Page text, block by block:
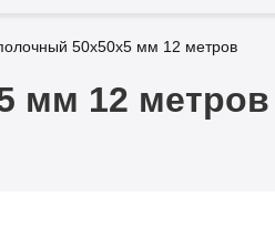
50х50х5 мм 12 метров
мм 12 метров